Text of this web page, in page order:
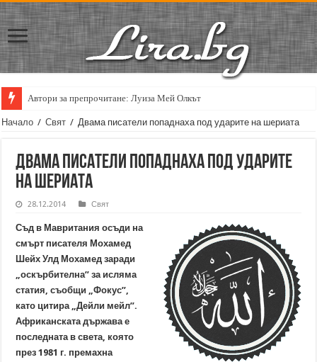
Автори за препрочитане: Луиза Мей Олкът
Начало / Свят / Двама писатели попаднаха под ударите на шeриата
Двама писатели попаднаха под ударите
на шeриата
28.12.2014 Свят
Съд в Мавритания осъди на
смърт писателя Мохамед
Шейх Улд Мохамед заради
„оскърбителна” за исляма
статия, съобщи „Фокус”,
като цитира „Дейли мейл”.
Африканската държава е
последната в света, която
през 1981 г. премахна